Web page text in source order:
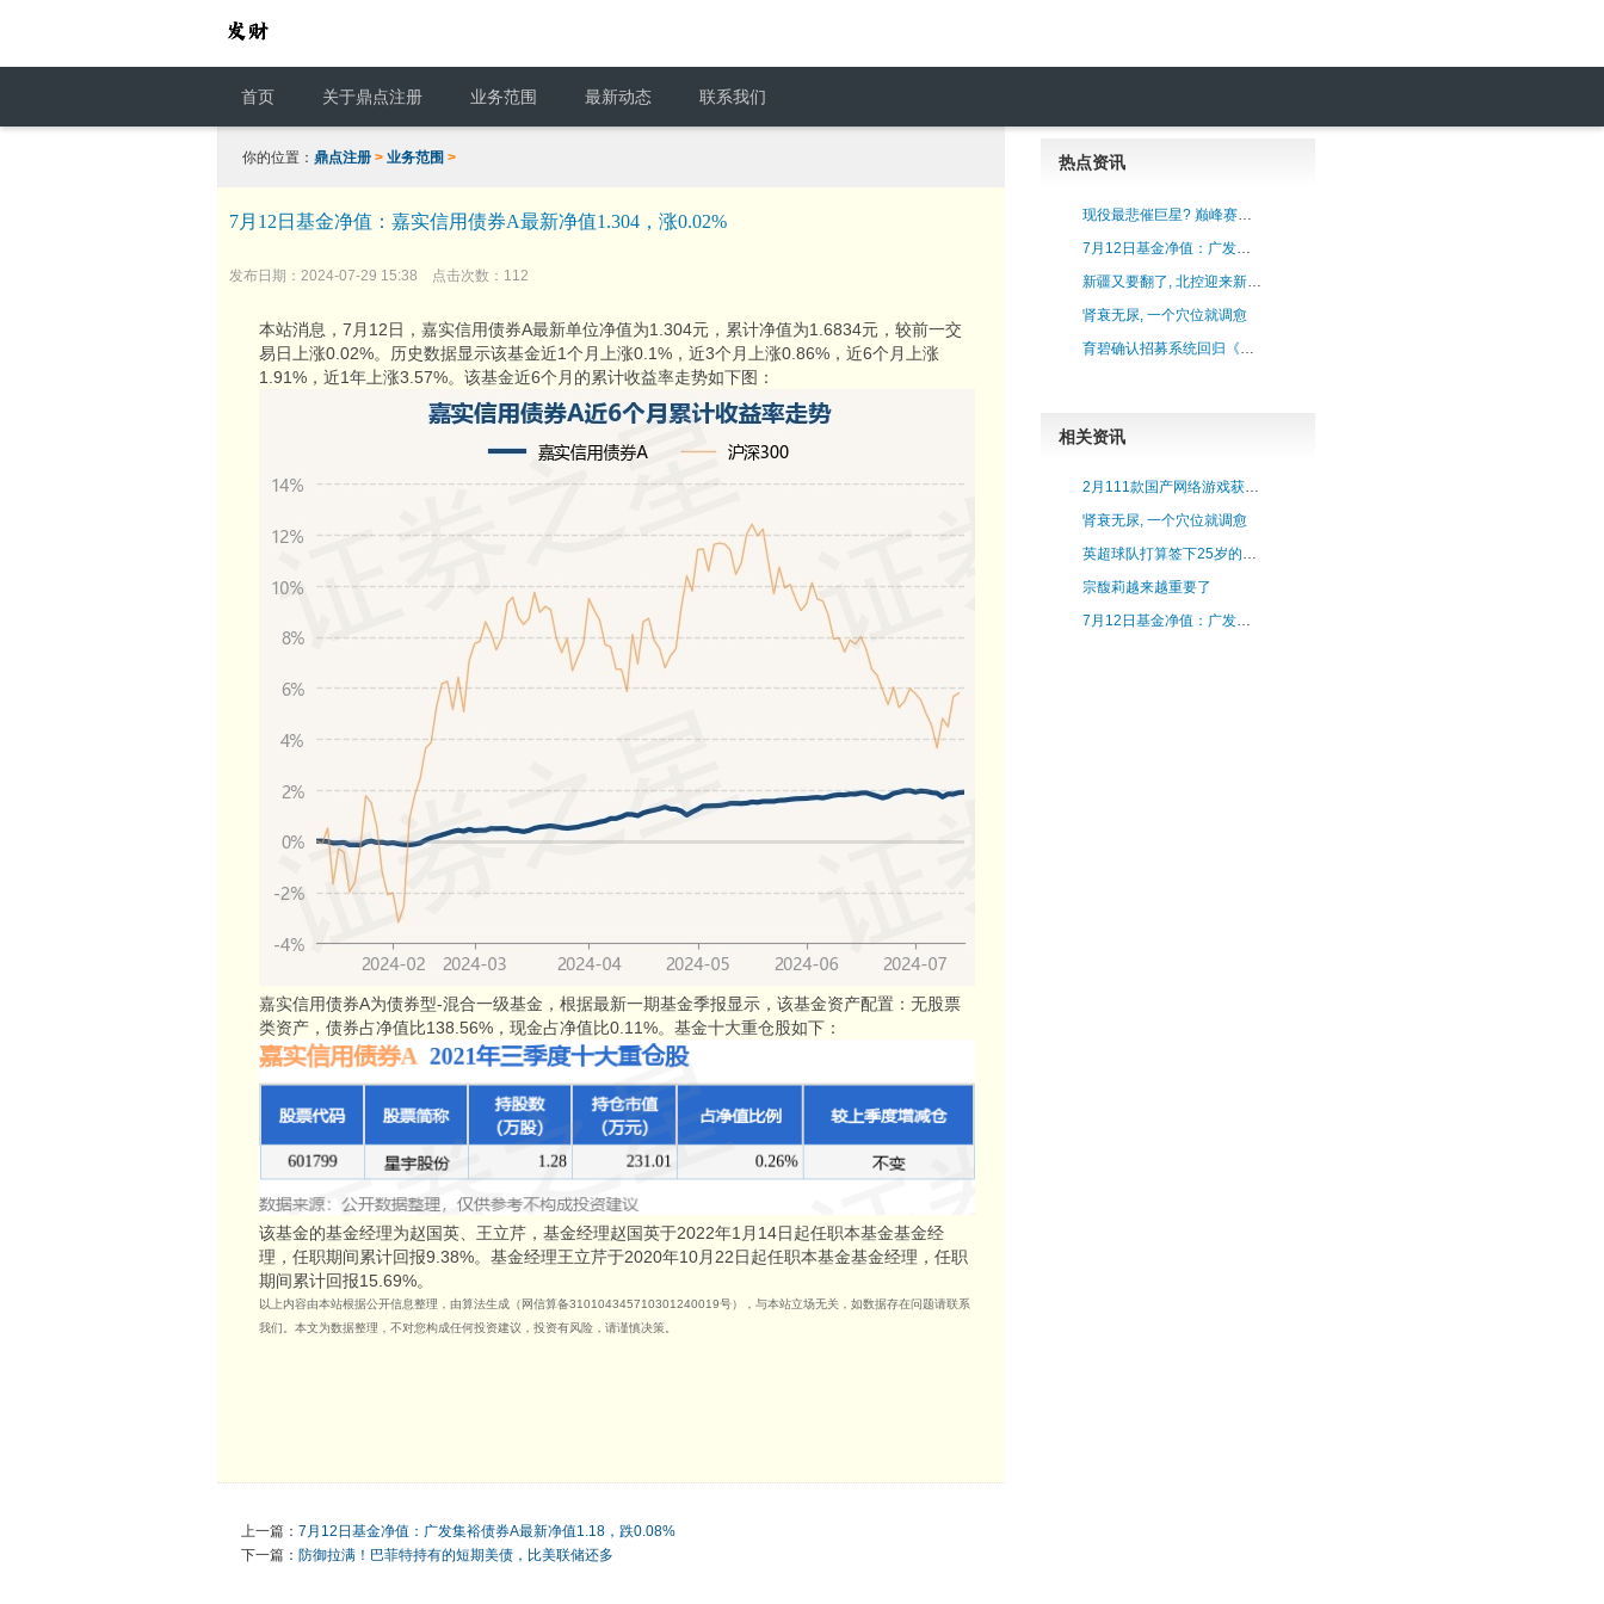
首页 关于鼎点注册 业务范围 最新动态 联系我们
你的位置： 鼎点注册 > 业务范围 >
7月12日基金净值：嘉实信用债券A最新净值1.304，涨0.02%
发布日期：2024-07-29 15:38 点击次数：112
本站消息，7月12日，嘉实信用债券A最新单位净值为1.304元，累计净值为1.6834元，较前一交
易日上涨0.02%。历史数据显示该基金近1个月上涨0.1%，近3个月上涨0.86%，近6个月上涨
1.91%，近1年上涨3.57%。该基金近6个月的累计收益率走势如下图：
嘉实信用债券A为债券型-混合一级基金，根据最新一期基金季报显示，该基金资产配置：无股票
类资产，债券占净值比138.56%，现金占净值比0.11%。基金十大重仓股如下：
该基金的基金经理为赵国英、王立芹，基金经理赵国英于2022年1月14日起任职本基金基金经
理，任职期间累计回报9.38%。基金经理王立芹于2020年10月22日起任职本基金基金经理，任职
期间累计回报15.69%。
以上内容由本站根据公开信息整理，由算法生成（网信算备310104345710301240019号），与本站立场无关，如数据存在问题请联系
我们。本文为数据整理，不对您构成任何投资建议，投资有风险，请谨慎决策。
上一篇： 7月12日基金净值：广发集裕债券A最新净值1.18，跌0.08%
下一篇： 防御拉满！巴菲特持有的短期美债，比美联储还多
热点资讯
现役最悲催巨星? 巅峰赛季场均36+7, 三次转会都被坑! 生涯恐无冠
7月12日基金净值：广发集裕债券A最新净值1.18，跌0.08%
新疆又要翻了, 北控迎来新核心, 邱彪咋办
肾衰无尿, 一个穴位就调愈
育碧确认招募系统回归《刺客信条：影》 不怕群殴了
相关资讯
2月111款国产网络游戏获批 机构看好行业景气度提升
肾衰无尿, 一个穴位就调愈
英超球队打算签下25岁的利物浦球星——门将凯莱赫
宗馥莉越来越重要了
7月12日基金净值：广发集裕债券A最新净值1.18，跌0.08%